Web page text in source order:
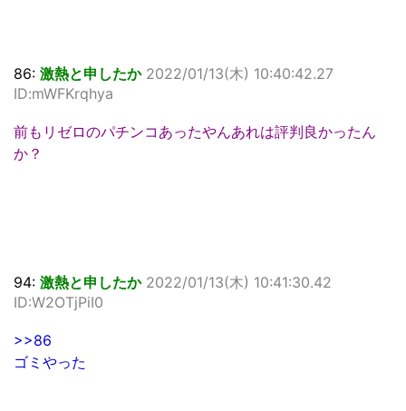
86: 激熱と申したか 2022/01/13(木) 10:40:42.27
ID:mWFKrqhya
前もリゼロのパチンコあったやんあれは評判良かったん
か？
94: 激熱と申したか 2022/01/13(木) 10:41:30.42
ID:W2OTjPiI0
>>86
ゴミやった